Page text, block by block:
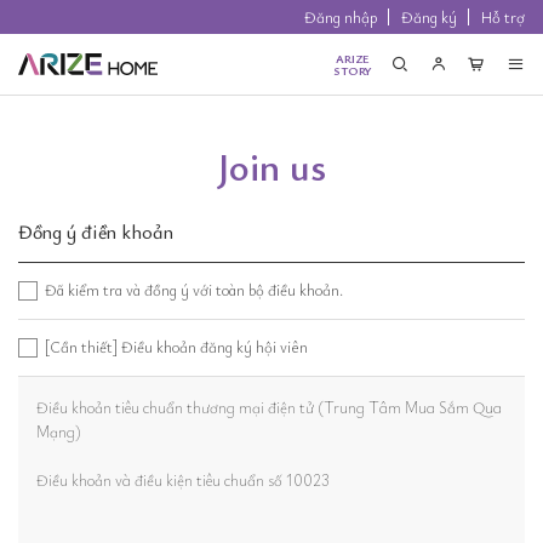
Đăng nhập Đăng ký Hỗ trợ
ARIZE
STORY
Join us
Đồng ý điền khoản
Đã kiểm tra và đồng ý với toàn bộ điều khoản.
[Cần thiết] Điều khoản đăng ký hội viên
Điều khoản tiêu chuẩn thương mại điện tử (Trung Tâm Mua Sắm Qua
Mạng)
Điều khoản và điều kiện tiêu chuẩn số 10023